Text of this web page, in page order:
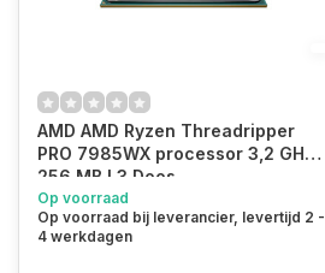
AMD AMD Ryzen Threadripper
PRO 7985WX processor 3,2 GHz
256 MB L3 Doos
Op voorraad
Op voorraad bij leverancier, levertijd 2 -
4 werkdagen